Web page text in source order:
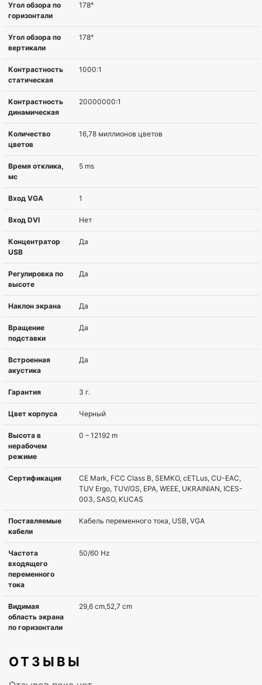
Диагональ
Соотношение
сторон
Разрешение
Тип матрицы
Изогнутый
экран
Покрытие
экрана
nonGLARE
Яркость, cd/m2
Угол обзора по
горизонтали
Угол обзора по
вертикали
178°
Контрастность
1000:1
Контрастность
динамическая
20000000:1
Количество
цветов
Время отклика,
мс
5 ms
ОТЗЫВЫ